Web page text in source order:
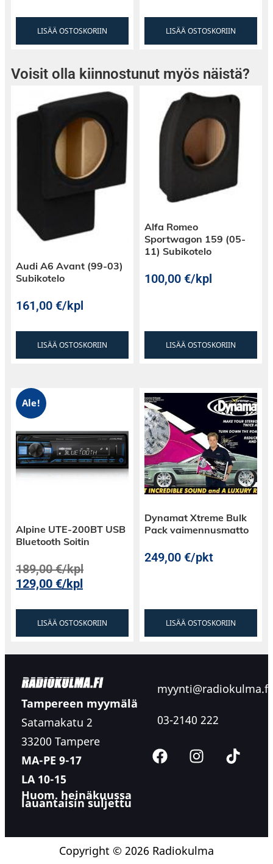
LISÄÄ OSTOSKORIIN LISÄÄ OSTOSKORIIN
Voisit olla kiinnostunut myös näistä?
Audi A6 Avant (99-03)
Subikotelo
161,00€/kpl
LISÄÄ OSTOSKORIIN
Alfa Romeo
Sportwagon 159 (05-
11) Subikotelo
100,00€/kpl
LISÄÄ OSTOSKORIIN
Ale!
Alpine UTE-200BT USB
Bluetooth Soitin
189,00€/kpl
129,00€/kpl
LISÄÄ OSTOSKORIIN
Dynamat Xtreme Bulk
Pack vaimennusmatto
249,00€/pkt
LISÄÄ OSTOSKORIIN
Tampereen myymälä
Satamakatu 2
33200 Tampere
MA-PE 9-17
LA 10-15
Huom. heinäkuussa
lauantaisin suljettu
myynti@radiokulma.fi
03-2140 222
Copyright © 2026 Radiokulma